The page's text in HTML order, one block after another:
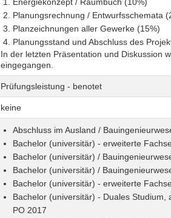
Energiekonzept / Raumbuch (10%)
Planungsrechnung / Entwurfsschemata
Planzeichnungen aller Gewerke (15%)
Planungsstand und Abschluss des
In der letzten Präsentation und Diskussion
eingegangen.
Prüfungsleistung - benotet
keine
Abschluss im Ausland /
Bachelor (universitär) - erweiterte
Bachelor (universitär) /
Bachelor (universitär) /
Bachelor (universitär) - erweiterte
Bachelor (universitär) - Duales
PO 2017